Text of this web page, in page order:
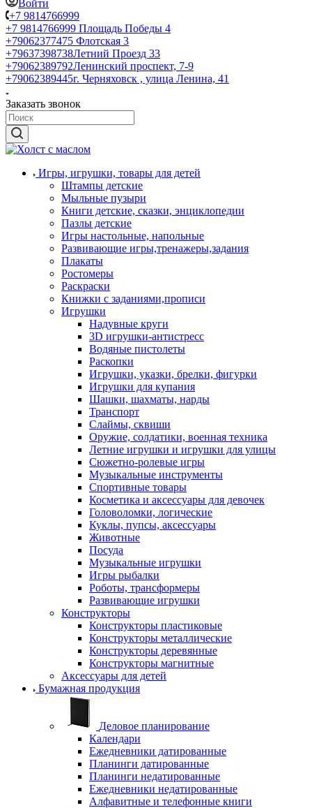
Войти
+7 9814766999
+7 9814766999 Площадь Победы 4
+79062377475 Флотская 3
+79637398738Летний Проезд 33
+79062389792Ленинский проспект, 7-9
+79062389445г. Черняховск , улица Ленина, 41
Заказать звонок
Игры, игрушки, товары для детей
Штампы детские
Мыльные пузыри
Книги детские, сказки, энциклопедии
Пазлы детские
Игры настольные, напольные
Развивающие игры,тренажеры,задания
Плакаты
Ростомеры
Раскраски
Книжки с заданиями,прописи
Игрушки
Надувные круги
3D игрушки-антистресс
Водяные пистолеты
Раскопки
Игрушки, указки, брелки, фигурки
Игрушки для купания
Шашки, шахматы, нарды
Транспорт
Слаймы, сквиши
Оружие, солдатики, военная техника
Летние игрушки и игрушки для улицы
Сюжетно-ролевые игры
Музыкальные инструменты
Спортивные товары
Косметика и аксессуары для девочек
Головоломки, логические
Куклы, пупсы, аксессуары
Животные
Посуда
Музыкальные игрушки
Игры рыбалки
Роботы, трансформеры
Развивающие игрушки
Конструкторы
Конструкторы пластиковые
Конструкторы металлические
Конструкторы деревянные
Конструкторы магнитные
Аксессуары для детей
Бумажная продукция
Деловое планирование
Календари
Ежедневники датированные
Планинги датированные
Планинги недатированные
Ежедневники недатированные
Алфавитные и телефонные книги